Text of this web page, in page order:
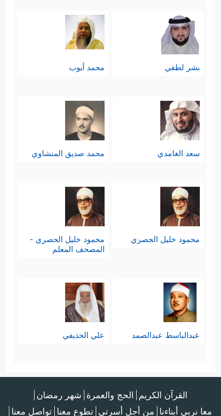
بشر لطفي محمد أيوب
سعد الغامدي محمد صديق المنشاوي
محمود خليل الحصري
محمود خليل الحصري -
المصحف المعلم
عبدالباسط عبدالصمد علي الحذيفي
القرآن الكريم الحج والعمرة شهر رمضان
معا نربي أبناءنا من أجل أسرتي تطوع معنا تواصل معنا